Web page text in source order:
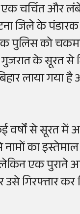
चर्चित और
जिले के पंडारक
पुलिस को
के सूरत से
लाया गया
से सूरत में
नामों का
एक पुराने
गिरफ्तार कर